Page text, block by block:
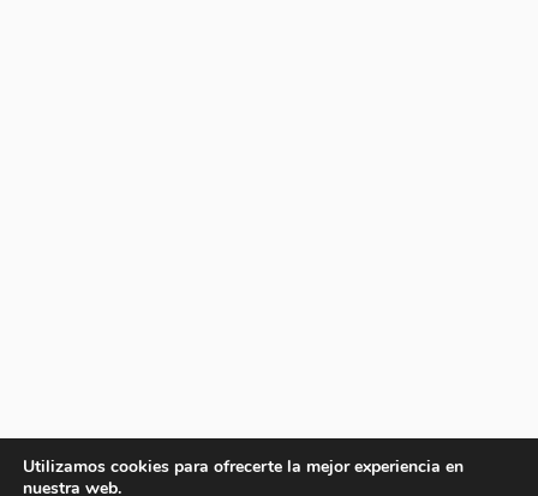
Utilizamos cookies para ofrecerte la mejor experiencia en
nuestra web.